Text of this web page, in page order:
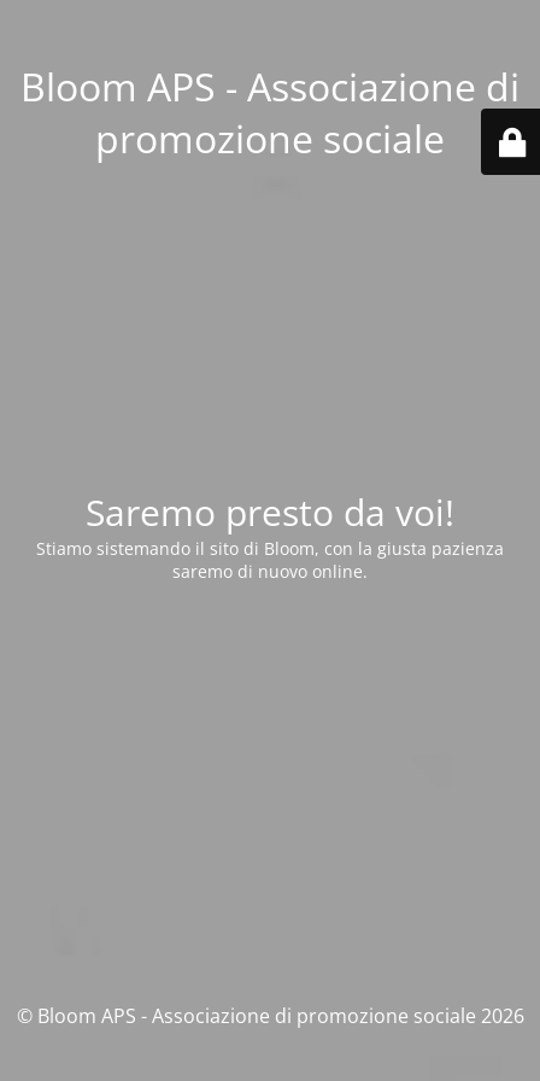
Bloom APS - Associazione di
promozione sociale
Saremo presto da voi!
Stiamo sistemando il sito di Bloom, con la giusta pazienza
saremo di nuovo online.
© Bloom APS - Associazione di promozione sociale 2026